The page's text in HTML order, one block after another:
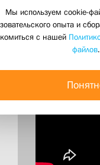
Мы используем cookie-
опыта и
с нашей
файлов.